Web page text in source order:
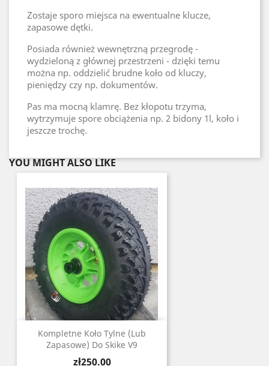
Zostaje sporo miejsca na ewentualne klucze,
zapasowe dętki.
Posiada również wewnętrzną przegrodę -
wydzieloną z głównej przestrzeni - dzięki temu
można np. oddzielić brudne koło od kluczy,
pieniędzy czy np. dokumentów.
Pas ma mocną klamrę. Bez kłopotu trzyma,
wytrzymuje spore obciążenia np. 2 bidony 1l, koło i
jeszcze trochę.
YOU MIGHT ALSO LIKE
Kompletne Koło Tylne (lub
Zapasowe) Do Skike V9
zł250.00